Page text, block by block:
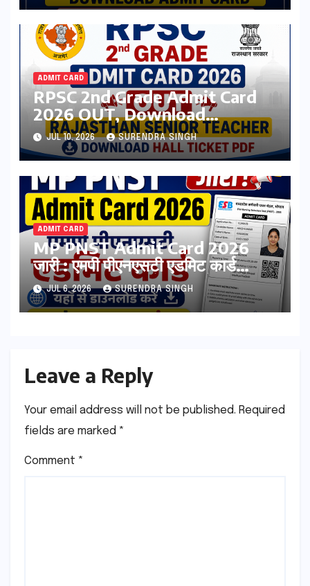
ADMIT CARD
RPSC 2nd Grade Admit Card
2026 OUT, Download
Rajasthan Senior Teacher Hall
Ticket Pdf
JUL 10, 2026 SURENDRA SINGH
ADMIT CARD
MP PNST Admit Card 2026
जारी : एमपी पीएनएसटी एडमिट कार्ड
esb.mp.gov.in से डाउनलोड करे
JUL 6, 2026 SURENDRA SINGH
Leave a Reply
Your email address will not be published. Required
fields are marked *
Comment *